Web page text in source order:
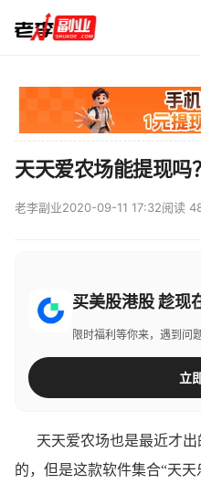
天天爱农场能提现吗
老李副业2020-09-11 17:32阅读
买美股港股 趁现
限时福利等你来，遇到问
立
天天爱农场也是最近才出
的，但是这款软件集合“天